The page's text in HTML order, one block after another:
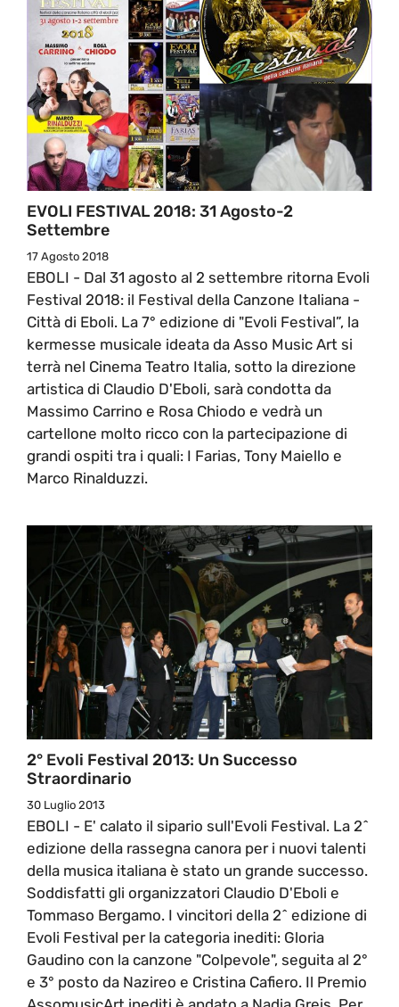
EVOLI FESTIVAL 2018: 31 Agosto-2
Settembre
17 Agosto 2018
EBOLI - Dal 31 agosto al 2 settembre ritorna Evoli
Festival 2018: il Festival della Canzone Italiana -
Città di Eboli. La 7° edizione di "Evoli Festival”, la
kermesse musicale ideata da Asso Music Art si
terrà nel Cinema Teatro Italia, sotto la direzione
artistica di Claudio D'Eboli, sarà condotta da
Massimo Carrino e Rosa Chiodo e vedrà un
cartellone molto ricco con la partecipazione di
grandi ospiti tra i quali: I Farias, Tony Maiello e
Marco Rinalduzzi.
2° Evoli Festival 2013: Un Successo
Straordinario
30 Luglio 2013
EBOLI - E' calato il sipario sull'Evoli Festival. La 2^
edizione della rassegna canora per i nuovi talenti
della musica italiana è stato un grande successo.
Soddisfatti gli organizzatori Claudio D'Eboli e
Tommaso Bergamo. I vincitori della 2^ edizione di
Evoli Festival per la categoria inediti: Gloria
Gaudino con la canzone "Colpevole", seguita al 2°
e 3° posto da Nazireo e Cristina Cafiero. Il Premio